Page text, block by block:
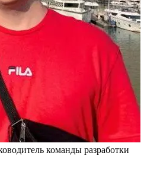
команды разработки